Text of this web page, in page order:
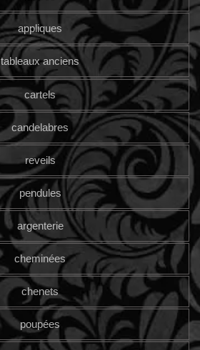
appliques
tableaux anciens
cartels
candelabres
reveils
pendules
argenterie
cheminées
chenets
poupées